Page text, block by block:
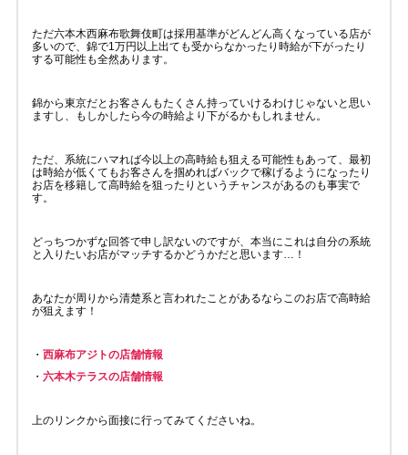
ただ六本木西麻布歌舞伎町は採用基準がどんどん高くなっている店が
多いので、錦で1万円以上出ても受からなかったり時給が下がったり
する可能性も全然あります。
錦から東京だとお客さんもたくさん持っていけるわけじゃないと思い
ますし、もしかしたら今の時給より下がるかもしれません。
ただ、系統にハマれば今以上の高時給も狙える可能性もあって、最初
は時給が低くてもお客さんを掴めればバックで稼げるようになったり
お店を移籍して高時給を狙ったりというチャンスがあるのも事実で
す。
どっちつかずな回答で申し訳ないのですが、本当にこれは自分の系統
と入りたいお店がマッチするかどうかだと思います…！
あなたが周りから清楚系と言われたことがあるならこのお店で高時給
が狙えます！
・ 西麻布アジトの店舗情報
・ 六本木テラスの店舗情報
上のリンクから面接に行ってみてくださいね。